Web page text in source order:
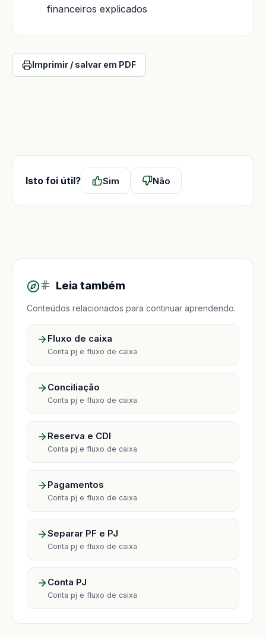
financeiros explicados
Imprimir / salvar em PDF
Isto foi útil? Sim Não
Leia também
Conteúdos relacionados para continuar aprendendo.
Fluxo de caixa
Conta pj e fluxo de caixa
Conciliação
Conta pj e fluxo de caixa
Reserva e CDI
Conta pj e fluxo de caixa
Pagamentos
Conta pj e fluxo de caixa
Separar PF e PJ
Conta pj e fluxo de caixa
Conta PJ
Conta pj e fluxo de caixa